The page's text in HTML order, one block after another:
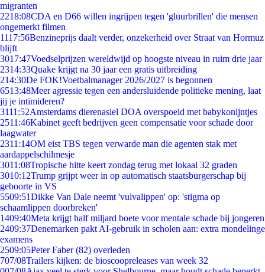
migranten
2218:08CDA en D66 willen ingrijpen tegen 'gluurbrillen' die mensen
ongemerkt filmen
1117:56Benzineprijs daalt verder, onzekerheid over Straat van Hormuz
blijft
3017:47Voedselprijzen wereldwijd op hoogste niveau in ruim drie jaar
2314:33Quake krijgt na 30 jaar een gratis uitbreiding
214:30De FOK!Voetbalmanager 2026/2027 is begonnen
6513:48Meer agressie tegen een andersluidende politieke mening, laat
jij je intimideren?
3111:52Amsterdams dierenasiel DOA overspoeld met babykonijntjes
2511:46Kabinet geeft bedrijven geen compensatie voor schade door
laagwater
2311:14OM eist TBS tegen verwarde man die agenten stak met
aardappelschilmesje
3011:08Tropische hitte keert zondag terug met lokaal 32 graden
3010:12Trump grijpt weer in op automatisch staatsburgerschap bij
geboorte in VS
5509:51Dikke Van Dale neemt 'vulvalippen' op: 'stigma op
schaamlippen doorbreken'
1409:40Meta krijgt half miljard boete voor mentale schade bij jongeren
2409:37Denemarken pakt AI-gebruik in scholen aan: extra mondelinge
examens
2509:05Peter Faber (82) overleden
707/08Trailers kijken: de bioscoopreleases van week 32